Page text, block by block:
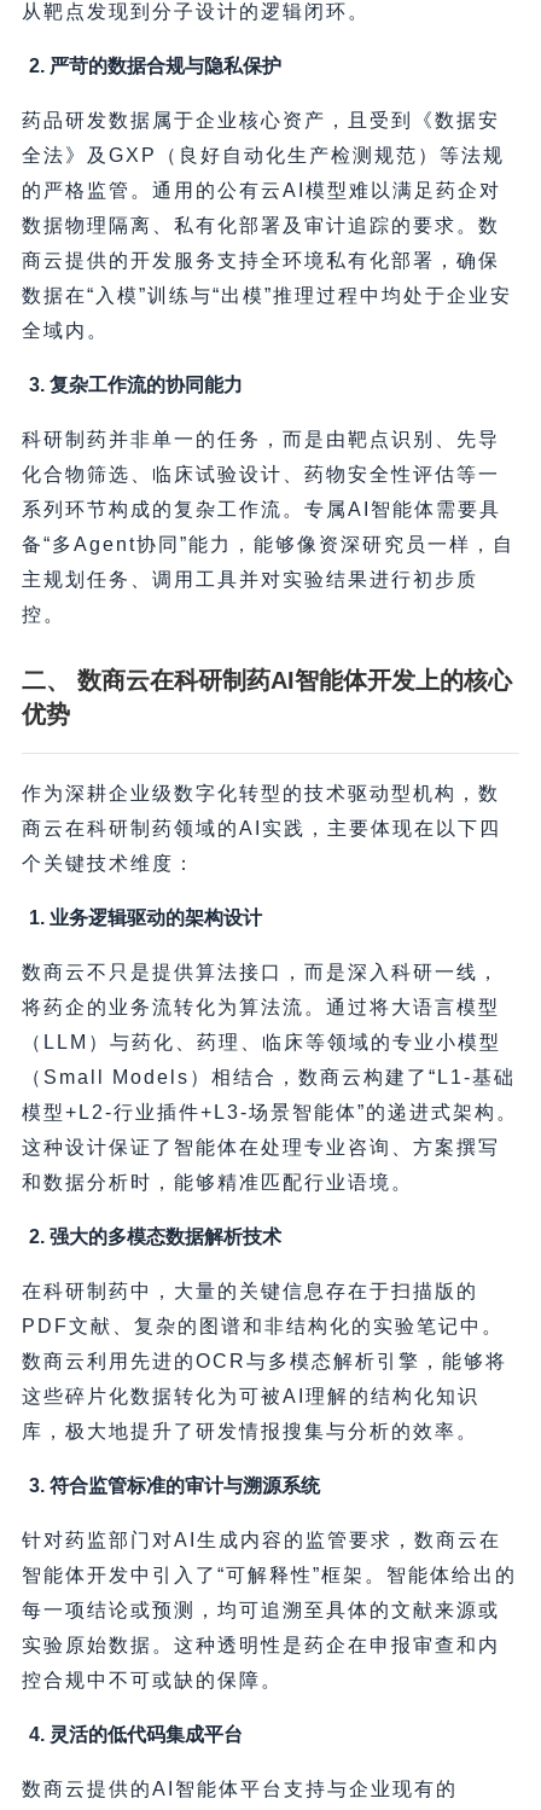
从靶点发现到分子设计的逻辑闭环。
2. 严苛的数据合规与隐私保护
药品研发数据属于企业核心资产，且受到《数据安
全法》及GXP（良好自动化生产检测规范）等法规
的严格监管。通用的公有云AI模型难以满足药企对
数据物理隔离、私有化部署及审计追踪的要求。数
商云提供的开发服务支持全环境私有化部署，确保
数据在“入模”训练与“出模”推理过程中均处于企业安
全域内。
3. 复杂工作流的协同能力
科研制药并非单一的任务，而是由靶点识别、先导
化合物筛选、临床试验设计、药物安全性评估等一
系列环节构成的复杂工作流。专属AI智能体需要具
备“多Agent协同”能力，能够像资深研究员一样，自
主规划任务、调用工具并对实验结果进行初步质
控。
二、 数商云在科研制药AI智能体开发上的核心
优势
作为深耕企业级数字化转型的技术驱动型机构，数
商云在科研制药领域的AI实践，主要体现在以下四
个关键技术维度：
1. 业务逻辑驱动的架构设计
数商云不只是提供算法接口，而是深入科研一线，
将药企的业务流转化为算法流。通过将大语言模型
（LLM）与药化、药理、临床等领域的专业小模型
（Small Models）相结合，数商云构建了“L1-基础
模型+L2-行业插件+L3-场景智能体”的递进式架构。
这种设计保证了智能体在处理专业咨询、方案撰写
和数据分析时，能够精准匹配行业语境。
2. 强大的多模态数据解析技术
在科研制药中，大量的关键信息存在于扫描版的
PDF文献、复杂的图谱和非结构化的实验笔记中。
数商云利用先进的OCR与多模态解析引擎，能够将
这些碎片化数据转化为可被AI理解的结构化知识
库，极大地提升了研发情报搜集与分析的效率。
3. 符合监管标准的审计与溯源系统
针对药监部门对AI生成内容的监管要求，数商云在
智能体开发中引入了“可解释性”框架。智能体给出的
每一项结论或预测，均可追溯至具体的文献来源或
实验原始数据。这种透明性是药企在申报审查和内
控合规中不可或缺的保障。
4. 灵活的低代码集成平台
数商云提供的AI智能体平台支持与企业现有的